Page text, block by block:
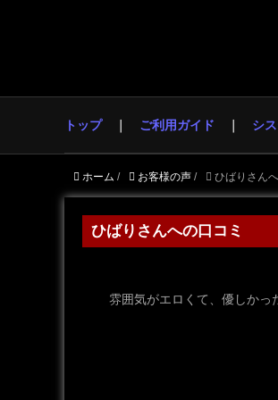
トップ ご利用ガイド シ
ホーム / お客様の声 / ひばりさん
ひばりさんへの口コミ
雰囲気がエロくて、優しかっ